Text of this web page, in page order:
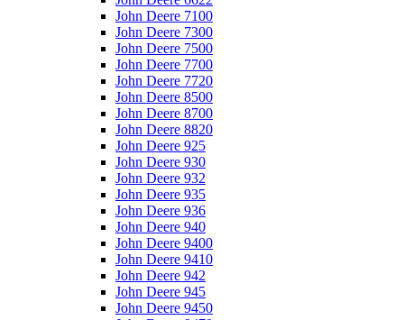
John Deere 7100
John Deere 7300
John Deere 7500
John Deere 7700
John Deere 7720
John Deere 8500
John Deere 8700
John Deere 8820
John Deere 925
John Deere 930
John Deere 932
John Deere 935
John Deere 936
John Deere 940
John Deere 9400
John Deere 9410
John Deere 942
John Deere 945
John Deere 9450